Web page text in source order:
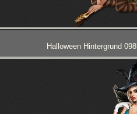
Halloween Hintergrund 098